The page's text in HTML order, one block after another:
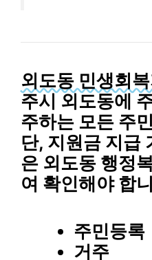
외도동 민생회
주시 외도동에
주하는 모든 주
단, 지원금 지급
은 외도동 행정
여 확인해야 합
주민등록
거주